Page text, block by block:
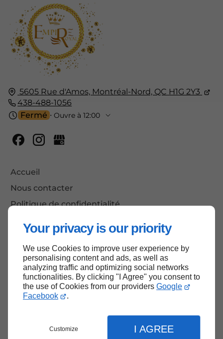
Your privacy is our priority
We use Cookies to improve user experience by
personalising content and ads, as well as
analyzing traffic and optimizing social networks
functionalities. By clicking "I Agree" you consent to
the use of Cookies from our providers Google
Facebook
.
Customize I AGREE
5605 Rue d'Amos, Montréal-Nord, QC H1G 2Y3
438-488-1056
Fermé ⋅ Ouvre à 12:00
Accueil
Nous contacter
Politique de confidentialité
Haut de page